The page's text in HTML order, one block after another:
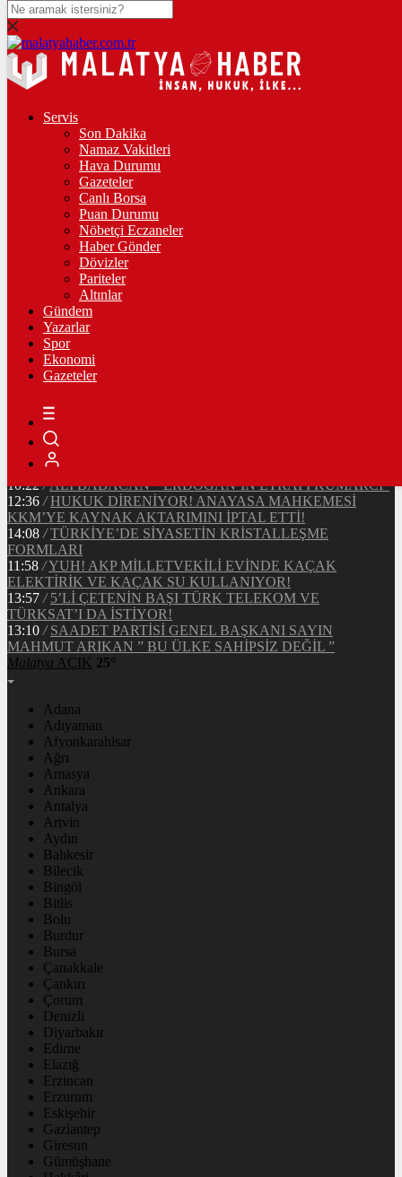
DOLAR
47,5976$% 0.06
EURO
STERLİN
% 0.18
GRAM ALTIN
%0,41
ÇEYREK ALTIN
%0,43
Servis
Son Dakika
Namaz Vakitleri
Hava Durumu
Gazeteler
Canlı Borsa
Puan Durumu
Nöbetçi Eczaneler
Haber Gönder
Dövizler
Pariteler
Altınlar
Gündem
Yazarlar
Spor
Ekonomi
Gazeteler
18:30 / ÖZEL: İMAMOĞLU DAVASINA 1 YIL 10 AYLIK
HAKİMİ ATADILAR DERKEN KENDİSİNİ KANTARA
/ KORKUNÇ VE ORGANİZE HIRSIZLIK
15:36
/ TÜRKİYE’DE VE ALMANYA’DA, MAAŞ VE ÜCRET
DENGELERİ
ŞAMAR OĞLANINA DÖNDÜRÜLEN CHP’YE BİR
GÖZALTI DAHA!
10:22 /ALİ BABACAN ” ERDOĞAN’IN ETRAFI KUMARCI”
12:36 / HUKUK DİRENİYOR! ANAYASA MAHKEMESİ
KKM’YE KAYNAK AKTARIMINI İPTAL ETTİ!
14:08 / TÜRKİYE’DE SİYASETİN KRİSTALLEŞME
FORMLARI
11:58 /YUH! AKP MİLLETVEKİLİ EVİNDE KAÇAK
ELEKTİRİK VE KAÇAK SU KULLANIYOR!
13:57 / 5’Lİ ÇETENİN BAŞI TÜRK TELEKOM VE
TÜRKSAT’I DA İSTİYOR!
13:10 / SAADET PARTİSİ GENEL BAŞKANI SAYIN
MAHMUT ARIKAN ” BU ÜLKE SAHİPSİZ DEĞİL ”
Malatya AÇIK 25°
Adana
Adıyaman
Afyonkarahisar
Ağrı
Amasya
Ankara
Antalya
Artvin
Aydın
Balıkesir
Bilecik
Bingöl
Bitlis
Bolu
Burdur
Bursa
Çanakkale
Çankırı
Çorum
Denizli
Diyarbakır
Edirne
Elazığ
Erzincan
Erzurum
Eskişehir
Gaziantep
Giresun
Gümüşhane